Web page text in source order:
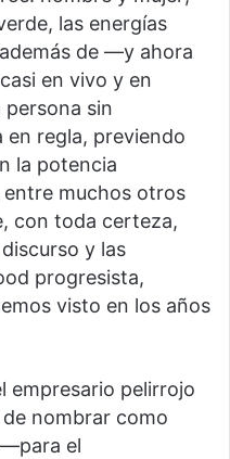
las energías
de —y ahora
en vivo y en
sin
en regla, previendo
la potencia
muchos otros
con toda certeza,
y las
progresista,
visto en los años
empresario pelirrojo
nombrar como
—para el